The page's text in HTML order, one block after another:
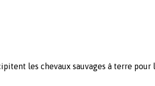
les chevaux sauvages à terre